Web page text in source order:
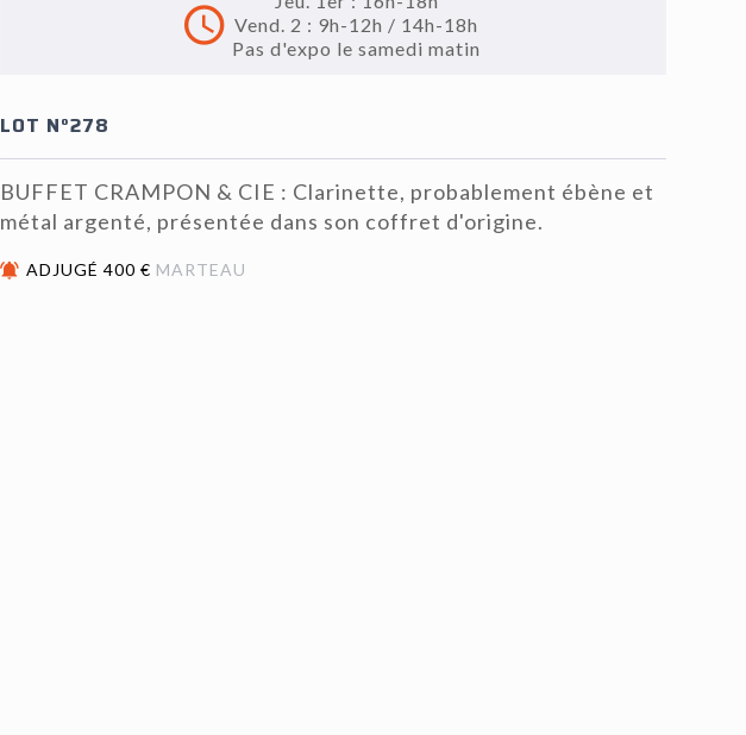
Vend. 2 : 9h-12h / 14h-18h
Pas d'expo le samedi matin
LOT N°278
BUFFET CRAMPON & CIE : Clarinette, probablement ébène et
métal argenté, présentée dans son coffret d'origine.
ADJUGÉ 400 € MARTEAU